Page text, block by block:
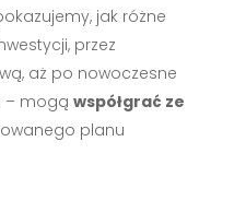
jak różne
przez
aż po nowoczesne
– mogąwspółgrać ze
planu